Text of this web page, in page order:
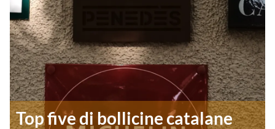
Top five di bollicine catalane